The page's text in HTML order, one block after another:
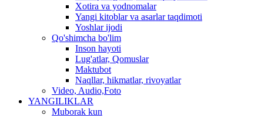
Xotira va yodnomalar
Yangi kitoblar va asarlar taqdimoti
Yoshlar ijodi
Qo'shimcha bo'lim
Inson hayoti
Lug'atlar, Qomuslar
Maktubot
Naqllar, hikmatlar, rivoyatlar
Video, Audio,Foto
YANGILIKLAR
Muborak kun